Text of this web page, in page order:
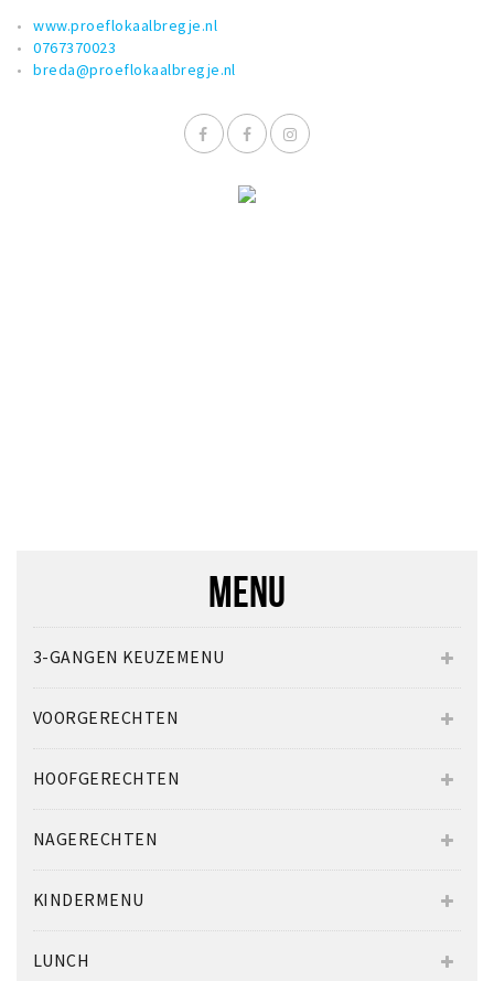
www.proeflokaalbregje.nl
0767370023
breda@proeflokaalbregje.nl
MENU
3-GANGEN KEUZEMENU
VOORGERECHTEN
HOOFGERECHTEN
NAGERECHTEN
KINDERMENU
LUNCH